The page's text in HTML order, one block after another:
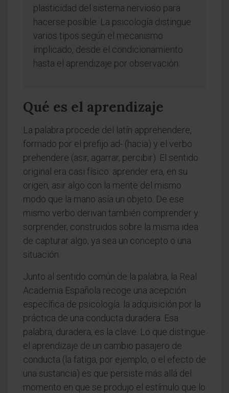
plasticidad del sistema nervioso para
hacerse posible. La psicología distingue
varios tipos según el mecanismo
implicado, desde el condicionamiento
hasta el aprendizaje por observación.
Qué es el aprendizaje
La palabra procede del latín apprehendere,
formado por el prefijo ad- (hacia) y el verbo
prehendere (asir, agarrar, percibir). El sentido
original era casi físico: aprender era, en su
origen, asir algo con la mente del mismo
modo que la mano asía un objeto. De ese
mismo verbo derivan también comprender y
sorprender, construidos sobre la misma idea
de capturar algo, ya sea un concepto o una
situación.
Junto al sentido común de la palabra, la Real
Academia Española recoge una acepción
específica de psicología: la adquisición por la
práctica de una conducta duradera. Esa
palabra, duradera, es la clave. Lo que distingue
el aprendizaje de un cambio pasajero de
conducta (la fatiga, por ejemplo, o el efecto de
una sustancia) es que persiste más allá del
momento en que se produjo el estímulo que lo